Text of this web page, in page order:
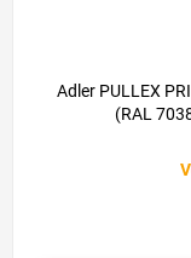
Adler PULLEX
(RAL